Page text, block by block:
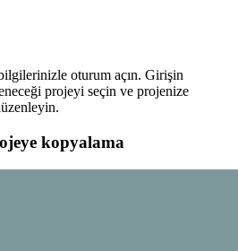
oturum açın. Girişin
projeyi seçin ve projenize
kopyalama